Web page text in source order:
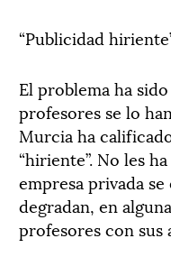
“Publicidad
El problema ha
profesores se lo
Murcia ha
“hiriente”. No les
empresa privada
degradan, en
profesores con sus